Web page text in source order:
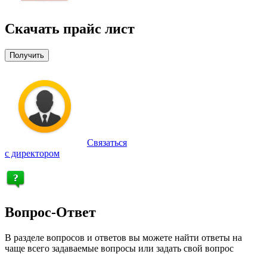
Скачать прайс лист
Получить
Связаться
с директором
Вопрос-Ответ
В разделе вопросов и ответов вы можете найти ответы на
чаще всего задаваемые вопросы или задать свой вопрос